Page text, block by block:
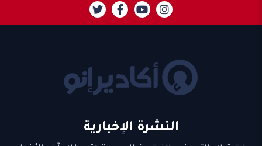
النشرة الإخبارية